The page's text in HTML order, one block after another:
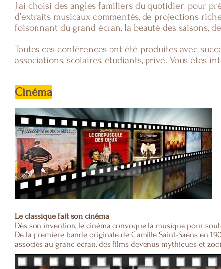
J'ai choisi des angles familiers du quotidien pour
d’extraits musicaux commentés, de projections
foisonnant du grand écran, la beauté des saisons,
Toutes ces conférences ont été produites avec
associations, scolaires, étudiants, privé. Vous êtes
Cinéma
Le classique fait son cinéma
Dès son invention, le cinéma convoque la musique pour
De la première bande originale de Camille Saint-Saëns en
associés au grand écran, des films devenus mythiques et